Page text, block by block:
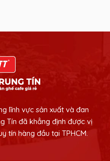
lĩnh vực sản xuất và đan
Tín đã khẳng định được vị
tín hàng đầu tại TPHCM.